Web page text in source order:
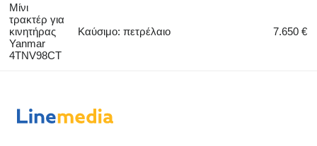
Μίνι
τρακτέρ για
κινητήρας
Yanmar
4TNV98CT
Καύσιμο: πετρέλαιο 7.650 €